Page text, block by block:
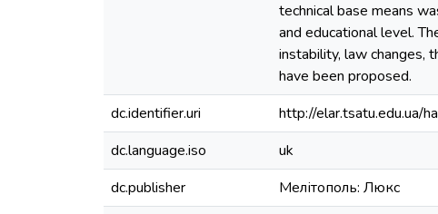
technical base means
and educational level.
instability, law changes,
have been proposed.
dc.identifier.uri
http://
dc.language.iso
uk
dc.publisher
Мелітополь: Люкс